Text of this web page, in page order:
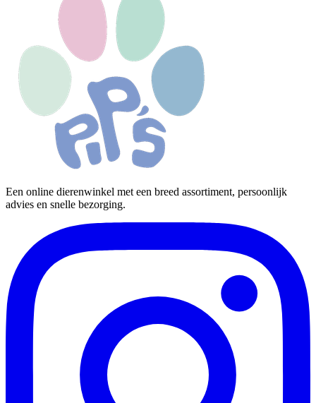
Een online dierenwinkel met een breed assortiment, persoonlijk
advies en snelle bezorging.